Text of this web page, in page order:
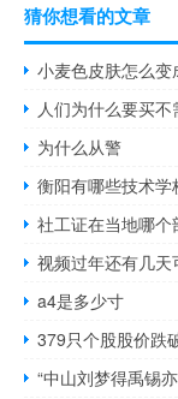
猜你想看的文章
小麦色皮肤怎么变
人们为什么要买
为什么从警
衡阳有哪些技术学
社工证在当地哪个
视频过年还有几天
a4是多少寸
“中山刘梦得禹锡